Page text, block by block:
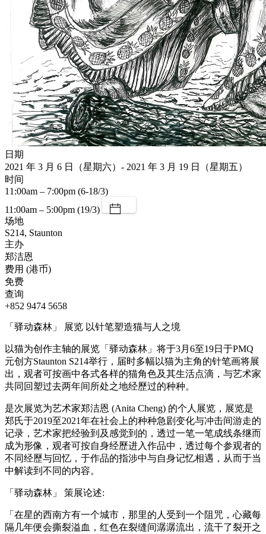
日期
2021 年 3 月 6 日（星期六）- 2021 年 3 月 19 日（星期五）
时间
11:00am – 7:00pm (6-18/3)
11:00am – 5:00pm (19/3)
场地
S214, Staunton
主办
郑洁恩
费用 (港币)
免费
查询
+852 9474 5658
「驿动森林」 展览 以针笔塑造猫与人之境
以猫为创作主轴的展览「驿动森林」将于3月6至19日于PMQ
元创方Staunton S214举行，届时多幅以猫为主角的针笔画将展
出，观者可按画中各式各样的猫角色及其生活点滴，与艺术家
共同回塑过去两年间所处之地经歷过的种种。
是次展览为艺术家郑洁恩 (Anita Cheng) 的个人展览，展览是
郑氏于2019至2021年在社会上的种种急剧变化与冲击间游走的
记录，艺术家把经验到及感觉到的，透过一笔一笔成线条继而
成为形像，观者可按自身经歷进入作品中，透过每个参观者的
不同经歷与回忆，于作品的指涉中与自身记忆相遇，从而于当
中解读到不同的内容。
「驿动森林」 策展论述:
「在星的西南方有一个城市，那里的人受到一个阻咒，心藏每
隔几年便会撕裂溢血，红色在裂缝间潺潺流出，流干了裂开之